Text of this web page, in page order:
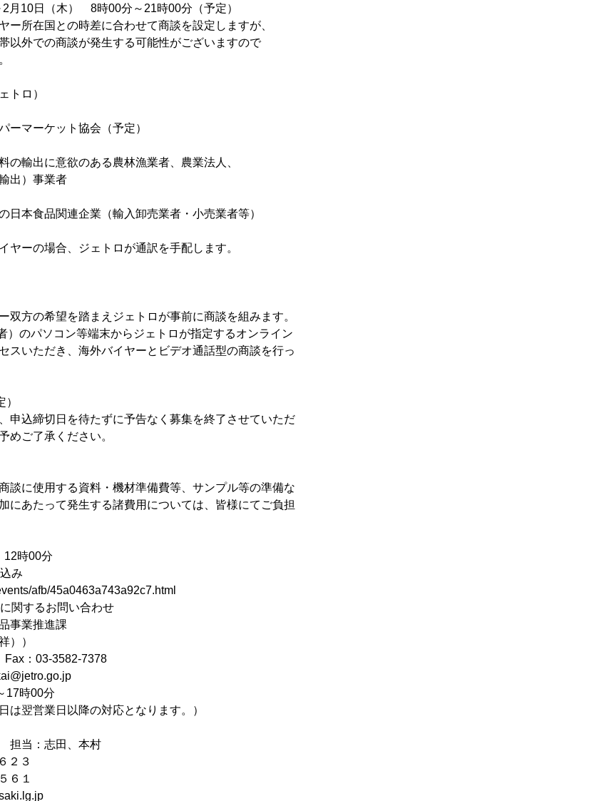
10日（木） 8時00分～21時00分（予定）
在国との時差に合わせて商談を設定しますが、
での商談が発生する可能性がございますので
ロ）
マーケット協会（予定）
輸出に意欲のある農林漁業者、農業法人、
出）事業者
本食品関連企業（輸入卸売業者・小売業者等）
ーの場合、ジェトロが通訳を手配します。
の希望を踏まえジェトロが事前に商談を組みます。
のパソコン等端末からジェトロが指定するオンライン
ただき、海外バイヤーとビデオ通話型の商談を行っ
込締切日を待たずに予告なく募集を終了させていただ
ご了承ください。
に使用する資料・機材準備費等、サンプル等の準備な
たって発生する諸費用については、皆様にてご負担
時00分
み
afb/45a0463a743a92c7.html
関するお問い合わせ
事業推進課
）
：03-3582-7378
時00分
営業日以降の対応となります。）
担当：志田、本村
２３
６１